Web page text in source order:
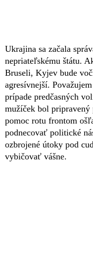
Ukrajina sa začala
nepriateľskému štátu.
Bruseli, Kyjev bude
agresívnejší.
prípade predčasných
mužíček bol
pomoc rotu frontom
podnecovať politické
ozbrojené útoky pod
vybičovať vášne.